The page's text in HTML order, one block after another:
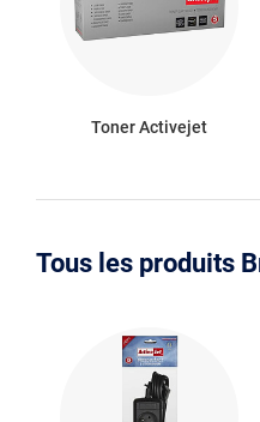
Toner Activejet
Tous les produits